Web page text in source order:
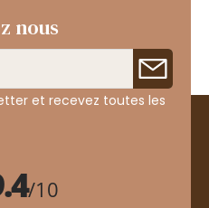
nous
et recevez toutes les